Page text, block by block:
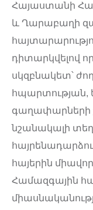
Հայաստանի
և Ղարաբաղի
դիտարկվելով
սկզբնակետ՝
հպարտության,
գաղափարների
նշանակալի
հայերին
Համազգային